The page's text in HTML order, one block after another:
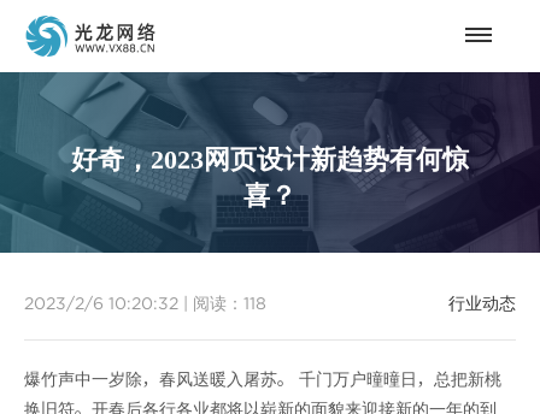
好奇，2023网页设计新趋势有何惊
喜？
行业动态
2023/2/6 10:20:32 阅读： 118
爆竹声中一岁除，春风送暖入屠苏。 千门万户曈曈日，总把新桃
换旧符。开春后各行各业都将以崭新的面貌来迎接新的一年的到